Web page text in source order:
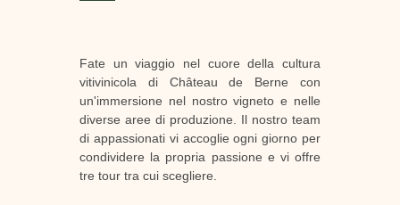
Fate un viaggio nel cuore della cultura
vitivinicola di Château de Berne con
un'immersione nel nostro vigneto e nelle
diverse aree di produzione. Il nostro team
di appassionati vi accoglie ogni giorno per
condividere la propria passione e vi offre
tre tour tra cui scegliere.